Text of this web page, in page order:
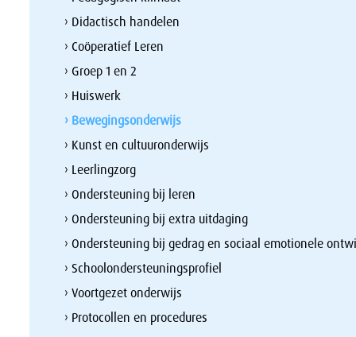
› Didactisch handelen
› Coöperatief Leren
› Groep 1 en 2
› Huiswerk
› Bewegingsonderwijs
› Kunst en cultuuronderwijs
› Leerlingzorg
› Ondersteuning bij leren
› Ondersteuning bij extra uitdaging
› Ondersteuning bij gedrag en sociaal emotionele
› Schoolondersteuningsprofiel
› Voortgezet onderwijs
› Protocollen en procedures